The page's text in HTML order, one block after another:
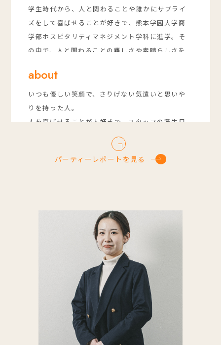
学生時代から、人と関わることや誰かにサプライ
ズをして喜ばせることが好きで、熊本学園大学商
学部ホスピタリティマネジメント学科に進学。そ
の中で、人と関わることの難しさや素晴らしさを
「たくさんの人を喜ばせる人になりたい」という
思いを持ち、ウェディングプランナーとして入
社。
結婚式は「おめでとう」と「ありがとう」が飛び
の瞬間に立ち会うことができるという喜びを噛み
しめ、「想像を超える1日のお手伝いをしたい」と
about
いつも優しい笑顔で、さりげない気遣いと思いや
りを持った人。
人を喜ばせることが大好きで、スタッフの誕生日
はいつも彼女がプロデュース。
会場中にプレゼントを仕掛けたり、お菓子のバッ
グを作ったり、手の込んだサプライズが、仲間思
ていること、細やかなところに彼女の魅力が見えて
パーティーレポートを見る